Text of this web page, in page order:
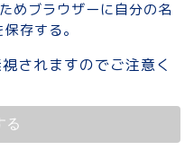
めブラウザーに自分の名
存する。
されますのでご注意く